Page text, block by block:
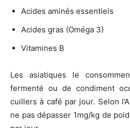
Acides aminés essentiels
Acides gras (Oméga 3)
Vitamines B
Les asiatiques le
fermenté ou de condiment
cuillers à café par jour. Selon
ne pas dépasser 1mg/kg de